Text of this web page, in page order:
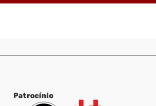
Patrocínio